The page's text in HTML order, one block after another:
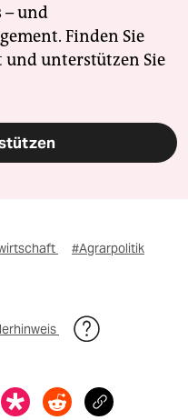
– und
Finden Sie
und unterstützen Sie
#Agrarpolitik